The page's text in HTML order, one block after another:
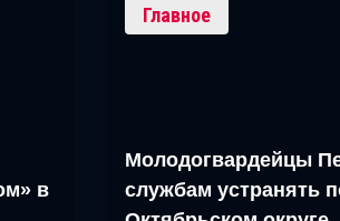
в
Главное
Молодогвардейцы
службам устранять